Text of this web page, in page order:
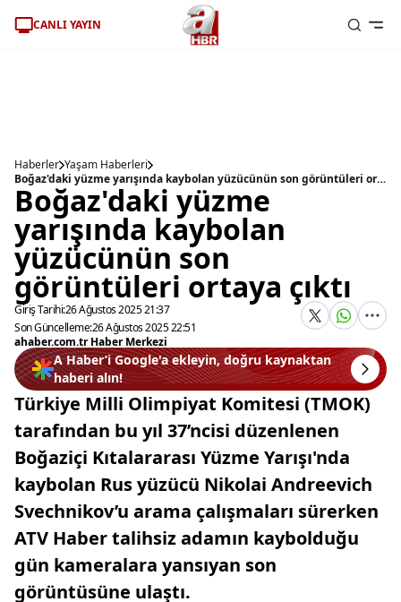
CANLI YAYIN
Haberler Yaşam Haberleri
Boğaz'daki yüzme yarışında kaybolan yüzücünün son görüntüleri ortaya çıktı
Boğaz'daki yüzme
yarışında kaybolan
yüzücünün son
görüntüleri ortaya çıktı
Giriş Tarihi:26 Ağustos 2025 21:37
Son Güncelleme:26 Ağustos 2025 22:51
ahaber.com.tr Haber Merkezi
A Haber’i Google'a ekleyin, doğru kaynaktan
haberi alın!
Türkiye Milli Olimpiyat Komitesi (TMOK)
tarafından bu yıl 37’ncisi düzenlenen
Boğaziçi Kıtalararası Yüzme Yarışı'nda
kaybolan Rus yüzücü Nikolai Andreevich
Svechnikov’u arama çalışmaları sürerken
ATV Haber talihsiz adamın kaybolduğu
gün kameralara yansıyan son
görüntüsüne ulaştı.